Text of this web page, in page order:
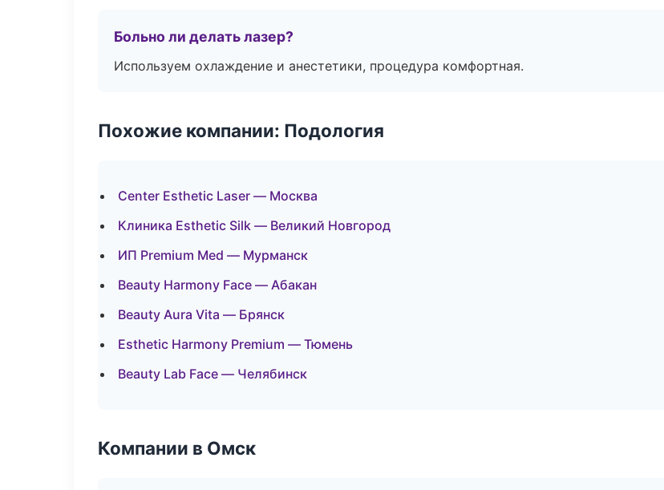
Больно ли делать лазер?
Используем охлаждение и анестетики, процедура комфортная.
Похожие компании: Подология
Center Esthetic Laser — Москва
Клиника Esthetic Silk — Великий Новгород
ИП Premium Med — Мурманск
Beauty Harmony Face — Абакан
Beauty Aura Vita — Брянск
Esthetic Harmony Premium — Тюмень
Beauty Lab Face — Челябинск
Компании в Омск